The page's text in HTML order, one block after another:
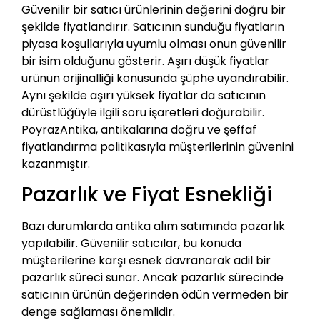
Güvenilir bir satıcı ürünlerinin değerini doğru bir
şekilde fiyatlandırır. Satıcının sunduğu fiyatların
piyasa koşullarıyla uyumlu olması onun güvenilir
bir isim olduğunu gösterir. Aşırı düşük fiyatlar
ürünün orijinalliği konusunda şüphe uyandırabilir.
Aynı şekilde aşırı yüksek fiyatlar da satıcının
dürüstlüğüyle ilgili soru işaretleri doğurabilir.
PoyrazAntika, antikalarına doğru ve şeffaf
fiyatlandırma politikasıyla müşterilerinin güvenini
kazanmıştır.
Pazarlık ve Fiyat Esnekliği
Bazı durumlarda antika alım satımında pazarlık
yapılabilir. Güvenilir satıcılar, bu konuda
müşterilerine karşı esnek davranarak adil bir
pazarlık süreci sunar. Ancak pazarlık sürecinde
satıcının ürünün değerinden ödün vermeden bir
denge sağlaması önemlidir.